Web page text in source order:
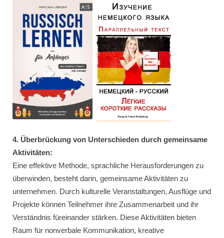
4. Überbrückung von Unterschieden durch gemeinsame
Aktivitäten:
Eine effektive Methode, sprachliche Herausforderungen zu
überwinden, besteht darin, gemeinsame Aktivitäten zu
unternehmen. Durch kulturelle Veranstaltungen, Ausflüge und
Projekte können Teilnehmer ihre Zusammenarbeit und ihr
Verständnis füreinander stärken. Diese Aktivitäten bieten
Raum für nonverbale Kommunikation, kreative